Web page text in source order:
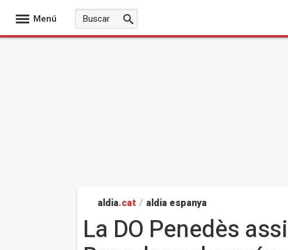
Menú
aldia.cat / aldia espanya
La DO Penedès